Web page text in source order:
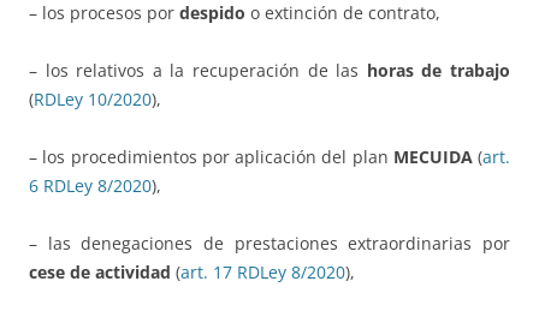
– los procesos por despido o extinción de contrato,
– los relativos a la recuperación de las horas de trabajo
(RDLey 10/2020),
– los procedimientos por aplicación del plan MECUIDA(art.
6 RDLey 8/2020),
– las denegaciones de prestaciones extraordinarias por
cese de actividad (art. 17 RDLey 8/2020),